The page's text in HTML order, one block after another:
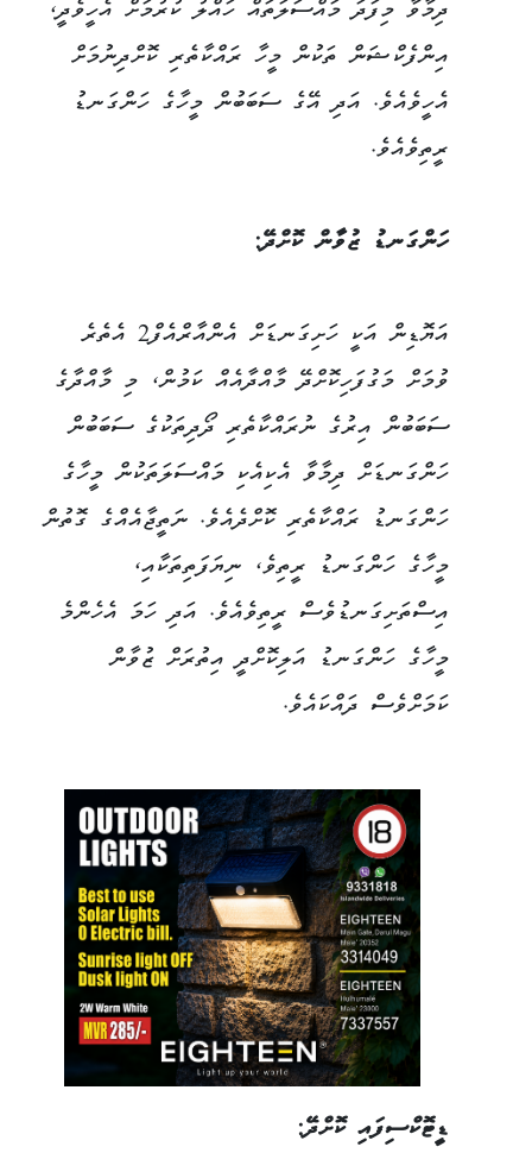
ދިމާވާ މިފަދަ މައްސަލަތައް ހައްލު ކުރުމަށް އެހީވެދީ،
އިންފެކްޝަން ތަކުން މީހާ ރައްކާތެރި ކޮށްދިނުމަށް
އެހީވެއެވެ. އަދި އޭގެ ސަބަބުން މީހާގެ ހަންގަނޑު
ރީތިވެއެވެ.
ހަންގަނޑު ޒުވާން ކޮށްދޭ:
އަޔޮޑިން އަކީ ހަށިގަނޑަށް އެންއާރްއެފް2 އެތެރެ
ވުމަށް މަގުފަހިކޮށްދޭ މާއްދާއެއް ކަމުން، މި މާއްދާގެ
ސަބަބުން އިރުގެ ނުރައްކާތެރި ދޯދިތަކުގެ ސަބަބުން
ހަންގަނޑަށް ދިމާވާ އެކިއެކި މައްސަލަތަކުން މީހާގެ
ހަންގަނޑު ރައްކާތެރި ކޮށްދެއެވެ. ނަތީޖާއެއްގެ ގޮތުން
މީހާގެ ހަންގަނޑު ރީތިވެ، ނިޔަފަތިތަކާއި،
އިސްތަށިގަނޑުވެސް ރީތިވެއެވެ. އަދި ހަމަ އެހެންމެ
މީހާގެ ހަންގަނޑު އަލިކޮށްދީ އިތުރަށް ޒުވާން
ކަމަށްވެސް ދައްކައެވެ.
ޑީޓޮކްސިފައި ކޮށްދޭ: